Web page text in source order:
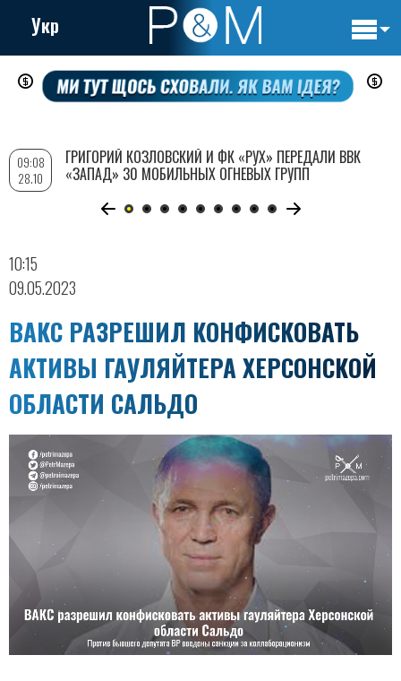
Перейти
содержанию
Укр
10:15
09.05.2023
ВАКС РАЗРЕШИЛ КОНФИСКОВАТЬ
АКТИВЫ ГАУЛЯЙТЕРА ХЕРСОНСКОЙ
ОБЛАСТИ САЛЬДО
09:08
28.10
ГРИГОРИЙ КОЗЛОВСКИЙ И ФК «РУХ» ПЕРЕДАЛИ ВВК
«ЗАПАД» 30 МОБИЛЬНЫХ ОГНЕВЫХ ГРУПП